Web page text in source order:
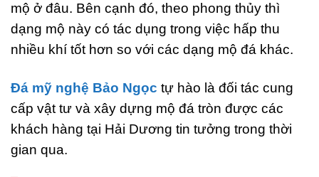
mộ ở đâu. Bên cạnh đó, theo phong thủy thì
dạng mộ này có tác dụng trong việc hấp thu
nhiều khí tốt hơn so với các dạng mộ đá khác.
Đá mỹ nghệ Bảo Ngọc tự hào là đối tác cung
cấp vật tư và xây dựng mộ đá tròn được các
khách hàng tại Hải Dương tin tưởng trong thời
gian qua.